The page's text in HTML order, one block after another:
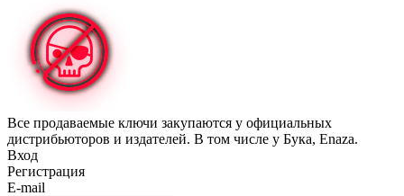
Все продаваемые ключи закупаются у официальных
дистрибьюторов и издателей. В том числе у Бука, Enaza.
Вход
Регистрация
E-mail